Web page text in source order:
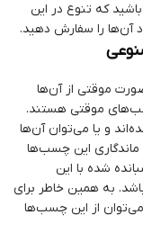
که تنوع در این
آن‌ها را سفارش دهید.
موقتی از آن‌ها
موقتی هستند.
و یا می‌توان آن‌ها
ماندگاری این چسب‌ها
شده با این
به همین خاطر برای
از این چسب‌ها